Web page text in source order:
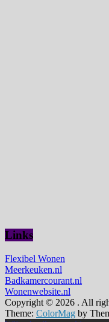
Links
Flexibel Wonen
Meerkeuken.nl
Badkamercourant.nl
Wonenwebsite.nl
Copyright © 2026 . All
Theme: ColorMag by